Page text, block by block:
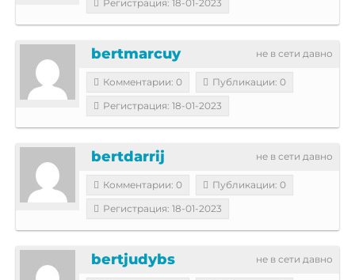
Регистрация: 18-01-2023
не в сети давно
bertmarcuy
Комментарии: 0
Публикации: 0
Регистрация: 18-01-2023
не в сети давно
bertdarrij
Комментарии: 0
Публикации: 0
Регистрация: 18-01-2023
не в сети давно
bertjudybs